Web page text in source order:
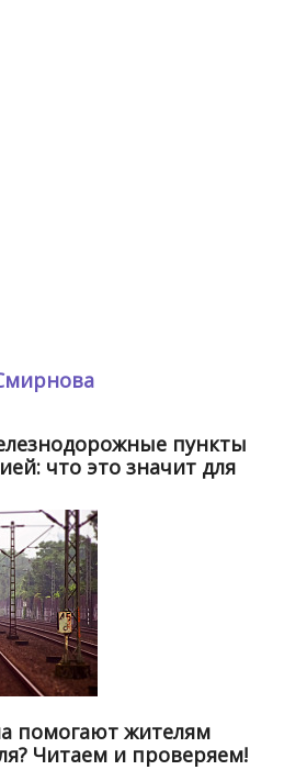
пункты
что это значит для
помогают жителям
Читаем и проверяем!